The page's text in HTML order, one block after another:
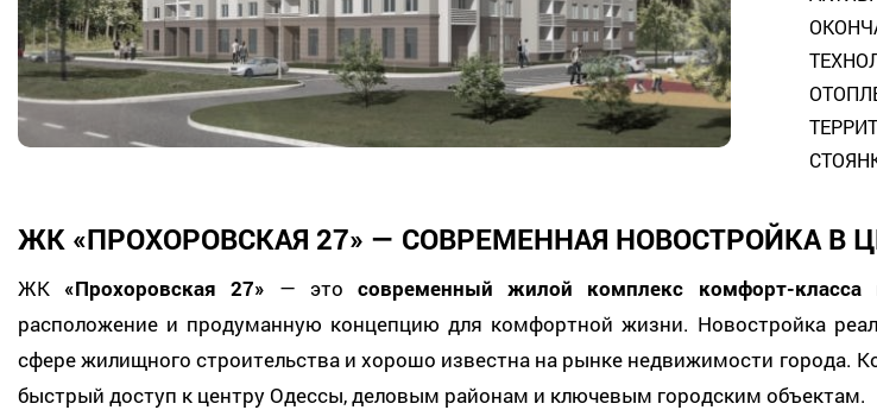
ЖК «ПРОХОРОВСКАЯ 27» — СОВРЕМЕННАЯ НОВОСТРОЙКА В
ЖК «Прохоровская 27» — этосовременный жилой комплекс комфорт-класса
расположение и продуманную концепцию для комфортной жизни. Новостройка
сфере жилищного строительства и хорошо известна на рынке недвижимости города.
быстрый доступ к центру Одессы, деловым районам и ключевым городским объектам.